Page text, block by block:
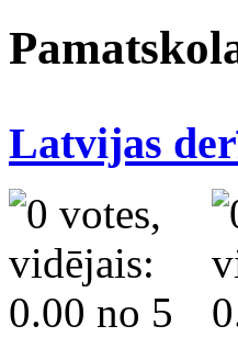
Latvijas